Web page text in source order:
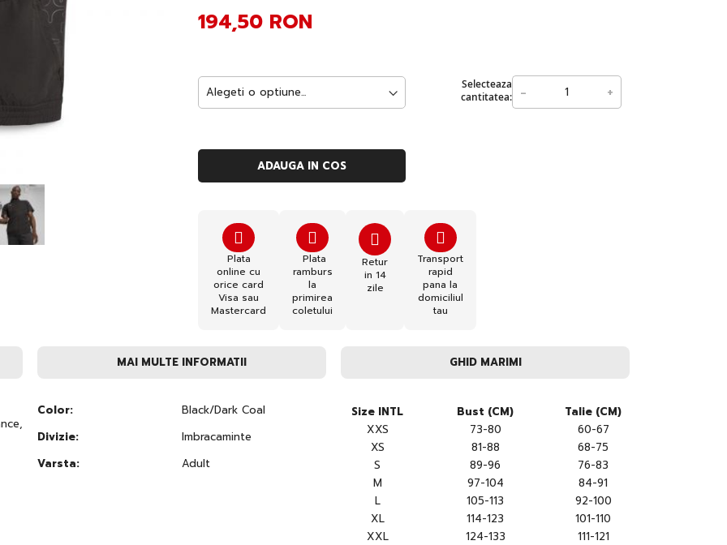
Selecteaza
cantitatea:
- +
194,50 RON
ADAUGA IN COS
Plata
online cu
orice card
Visa sau
Mastercard
Plata
ramburs
la
primirea
coletului
Retur
in 14
zile
Transport
rapid
pana la
domiciliul
tau
MAI MULTE INFORMATII
Color:
Black/Dark Coal
Divizie:
Imbracaminte
Varsta:
Adult
GHID MARIMI
Size INTL Bust (CM)
Talie (CM)
XXS
73-80
60-67
XS
81-88
68-75
S
89-96
76-83
M
97-104
84-91
L
105-113
92-100
XL
114-123
101-110
XXL
124-133
111-121